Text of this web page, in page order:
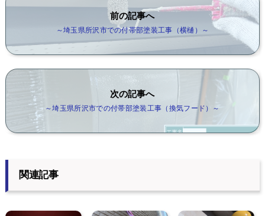
前の記事へ
～埼玉県所沢市での付帯部塗装工事（横樋）～
次の記事へ
～埼玉県所沢市での付帯部塗装工事（換気フード）～
関連記事